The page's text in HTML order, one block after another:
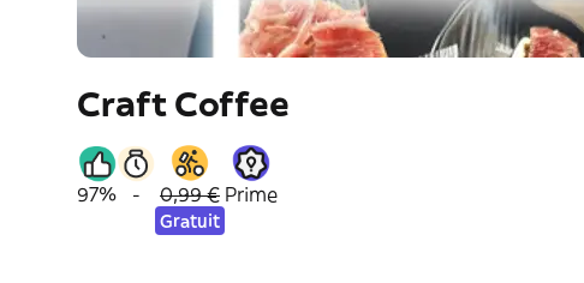
Craft Coffee
97% - 0,99 €
Gratuit
Prime